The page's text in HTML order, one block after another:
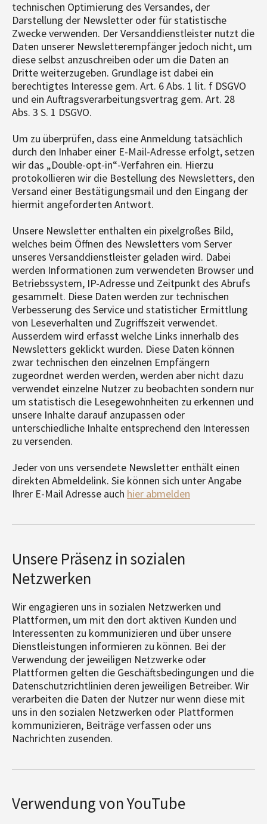
technischen Optimierung des Versandes, der
Darstellung der Newsletter oder für statistische
Zwecke verwenden. Der Versanddienstleister nutzt die
Daten unserer Newsletterempfänger jedoch nicht, um
diese selbst anzuschreiben oder um die Daten an
Dritte weiterzugeben. Grundlage ist dabei ein
berechtigtes Interesse gem. Art. 6 Abs. 1 lit. f DSGVO
und ein Auftragsverarbeitungsvertrag gem. Art. 28
Abs. 3 S. 1 DSGVO.
Um zu überprüfen, dass eine Anmeldung tatsächlich
durch den Inhaber einer E-Mail-Adresse erfolgt, setzen
wir das „Double-opt-in“-Verfahren ein. Hierzu
protokollieren wir die Bestellung des Newsletters, den
Versand einer Bestätigungsmail und den Eingang der
hiermit angeforderten Antwort.
Unsere Newsletter enthalten ein pixelgroßes Bild,
welches beim Öffnen des Newsletters vom Server
unseres Versanddienstleister geladen wird. Dabei
werden Informationen zum verwendeten Browser und
Betriebssystem, IP-Adresse und Zeitpunkt des Abrufs
gesammelt. Diese Daten werden zur technischen
Verbesserung des Service und statisticher Ermittlung
von Leseverhalten und Zugriffszeit verwendet.
Ausserdem wird erfasst welche Links innerhalb des
Newsletters geklickt wurden. Diese Daten können
zwar technischen den einzelnen Empfängern
zugeordnet werden werden, werden aber nicht dazu
verwendet einzelne Nutzer zu beobachten sondern nur
um statistisch die Lesegewohnheiten zu erkennen und
unsere Inhalte darauf anzupassen oder
unterschiedliche Inhalte entsprechend den Interessen
zu versenden.
Jeder von uns versendete Newsletter enthält einen
direkten Abmeldelink. Sie können sich unter Angabe
Ihrer E-Mail Adresse auch hier abmelden
Unsere Präsenz in sozialen
Netzwerken
Wir engagieren uns in sozialen Netzwerken und
Plattformen, um mit den dort aktiven Kunden und
Interessenten zu kommunizieren und über unsere
Dienstleistungen informieren zu können. Bei der
Verwendung der jeweiligen Netzwerke oder
Plattformen gelten die Geschäftsbedingungen und die
Datenschutzrichtlinien deren jeweiligen Betreiber. Wir
verarbeiten die Daten der Nutzer nur wenn diese mit
uns in den sozialen Netzwerken oder Plattformen
kommunizieren, Beiträge verfassen oder uns
Nachrichten zusenden.
Verwendung von YouTube